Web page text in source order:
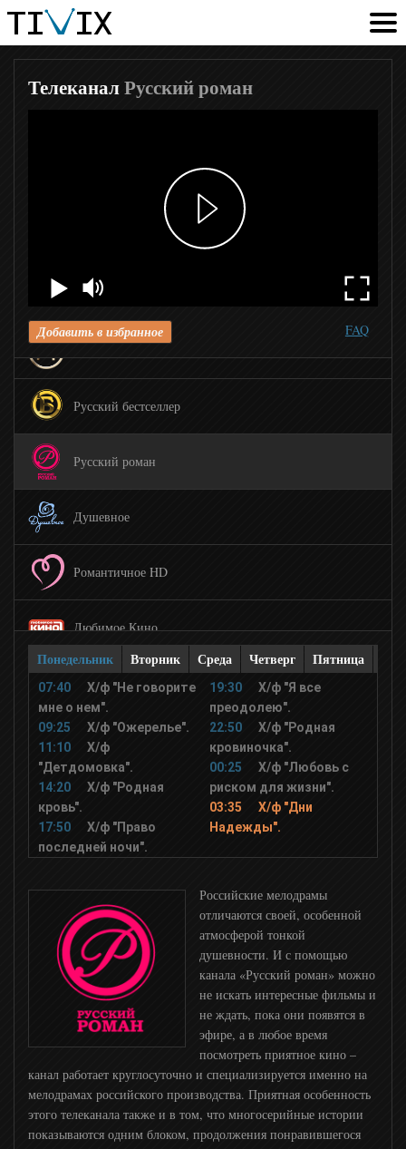
ТелеканалРусский роман
Добавить в избранное FAQ
Кинопремьера
Наш детектив
Русский бестселлер
Русский роман
Душевное
Романтичное HD
Любимое Кино
Иллюзион+
Русский иллюзион
Русская Комедия
НТВ Хит
НТВ Сериал
Мир сериала
ЕвроКино
Шокирующее HD
Страшное HD
Понедельник Вторник Среда Четверг Пятница
07:40
Х/ф "Не говорите
мне о нем".
09:25
Х/ф "Ожерелье".
11:10
Х/ф
"Детдомовка".
14:20
Х/ф "Родная
кровь".
17:50
Х/ф "Право
последней ночи".
19:30
Х/ф "Я все
преодолею".
22:50
Х/ф "Родная
кровиночка".
00:25
Х/ф "Любовь с
риском для жизни".
03:35
Х/ф "Дни
Надежды".
Российские мелодрамы
отличаются своей, особенной
атмосферой тонкой
душевности. И с помощью
канала «Русский роман» можно
не искать интересные фильмы и
не ждать, пока они появятся в
эфире, а в любое время
посмотреть приятное кино –
канал работает круглосуточно и специализируется именно на
мелодрамах российского производства. Приятная особенность
этого телеканала также и в том, что многосерийные истории
показываются одним блоком, продолжения понравившегося